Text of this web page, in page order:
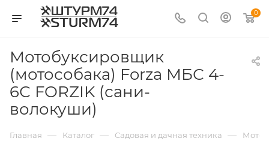
0
Мотобуксировщик
(мотособака) Forza МБС 4-
6С FORZIK (сани-
волокуши)
Главная — Каталог — Садовая и дачная техника —